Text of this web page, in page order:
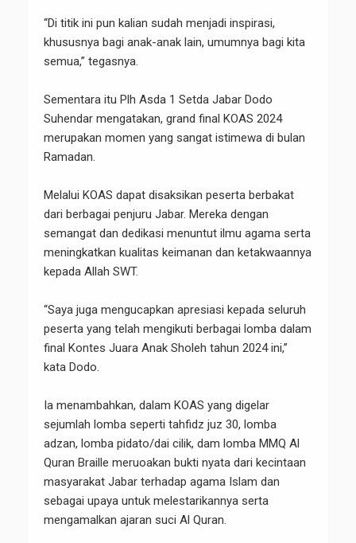
“Di titik ini pun kalian sudah menjadi inspirasi,
khususnya bagi anak-anak lain, umumnya bagi kita
semua,” tegasnya.
Sementara itu Plh Asda 1 Setda Jabar Dodo
Suhendar mengatakan, grand final KOAS 2024
merupakan momen yang sangat istimewa di bulan
Ramadan.
Melalui KOAS dapat disaksikan peserta berbakat
dari berbagai penjuru Jabar. Mereka dengan
semangat dan dedikasi menuntut ilmu agama serta
meningkatkan kualitas keimanan dan ketakwaannya
kepada Allah SWT.
“Saya juga mengucapkan apresiasi kepada seluruh
peserta yang telah mengikuti berbagai lomba dalam
final Kontes Juara Anak Sholeh tahun 2024 ini,”
kata Dodo.
Ia menambahkan, dalam KOAS yang digelar
sejumlah lomba seperti tahfidz juz 30, lomba
adzan, lomba pidato/dai cilik, dam lomba MMQ Al
Quran Braille meruoakan bukti nyata dari kecintaan
masyarakat Jabar terhadap agama Islam dan
sebagai upaya untuk melestarikannya serta
mengamalkan ajaran suci Al Quran.